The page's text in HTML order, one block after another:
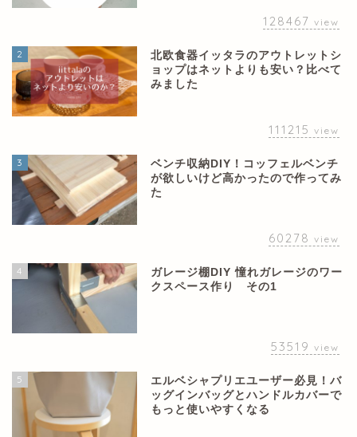
128467 view
2
北欧食器イッタラのアウトレットシ
ョップはネットよりも安い？比べて
みました
111215 view
3
ベンチ収納DIY！コッフェルベンチ
が欲しいけど高かったので作ってみ
た
60278 view
4
ガレージ棚DIY 憧れガレージのワー
クスペース作り その1
53519 view
5
エルベシャプリエユーザー必見！バ
ッグインバッグとハンドルカバーで
もっと使いやすくなる